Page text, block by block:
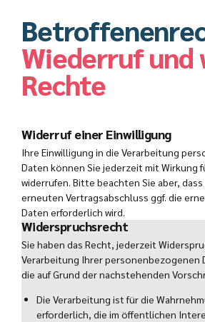
Wiederruf und
Rechte
Widerruf einer Einwilligung
Ihre Einwilligung in die Verarbeitung
Daten können Sie jederzeit mit Wirkung
widerrufen. Bitte beachten Sie aber,
erneuten Vertragsabschluss ggf. die
Daten erforderlich wird.
Widerspruchsrecht
Sie haben das Recht, jederzeit
Verarbeitung Ihrer personenbezogenen
die auf Grund der nachstehenden
Die Verarbeitung ist für die
erforderlich, die im öffentlichen